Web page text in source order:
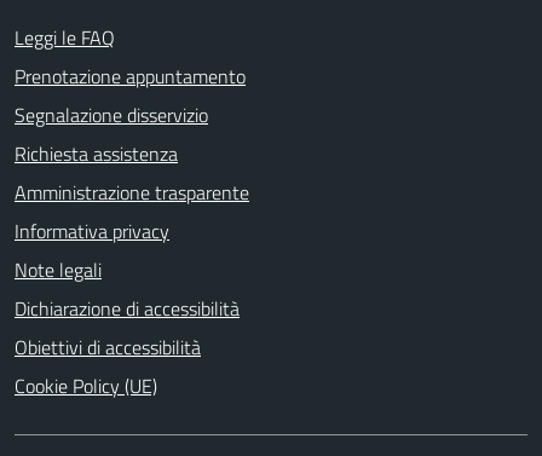
Leggi le FAQ
Prenotazione appuntamento
Segnalazione disservizio
Richiesta assistenza
Amministrazione trasparente
Informativa privacy
Note legali
Dichiarazione di accessibilità
Obiettivi di accessibilità
Cookie Policy (UE)